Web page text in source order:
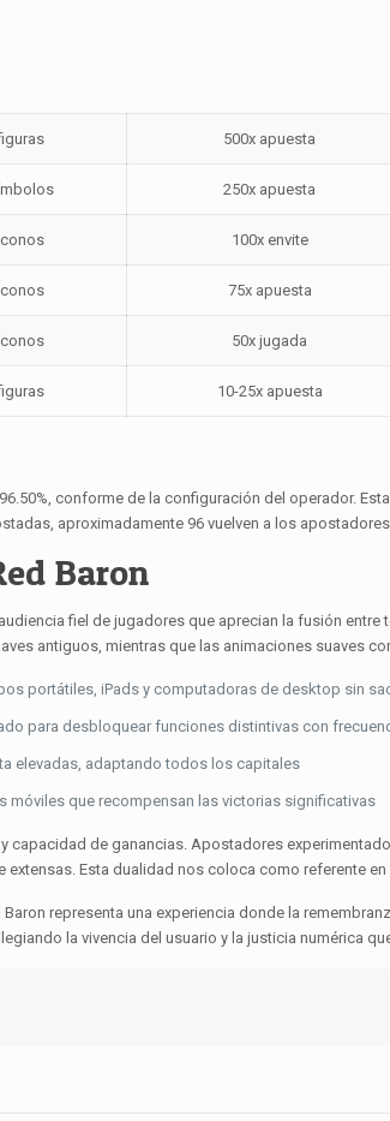
500x apuesta
250x apuesta
100x envite
75x apuesta
50x jugada
10-25x apuesta
conforme de la configuración del operador.
aproximadamente 96 vuelven a los
Baron
fiel de jugadores que aprecian la fusión
antiguos, mientras que las animaciones suaves
portátiles, iPads y computadoras de desktop sin
para desbloquear funciones distintivas con
elevadas, adaptando todos los capitales
móviles que recompensan las victorias significativas
de ganancias. Apostadores
Esta dualidad nos coloca como referente
representa una experiencia donde la
la vivencia del usuario y la justicia numérica